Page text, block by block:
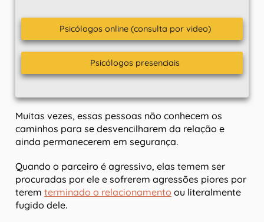
Psicólogos online (consulta por video)
Psicólogos presenciais
Muitas vezes, essas pessoas não conhecem os
caminhos para se desvencilharem da relação e
ainda permanecerem em segurança.
Quando o parceiro é agressivo, elas temem ser
procuradas por ele e sofrerem agressões piores por
terem terminado o relacionamento ou literalmente
fugido dele.